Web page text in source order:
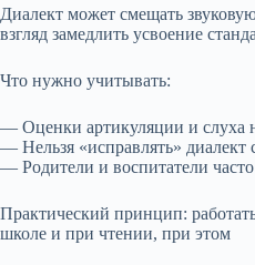
Диалект может смещать
взгляд замедлить усвоение
Что нужно учитывать:
— Оценки артикуляции и слуха
— Нельзя «исправлять»
— Родители и воспитатели
Практический принцип:
школе и при чтении, при этом